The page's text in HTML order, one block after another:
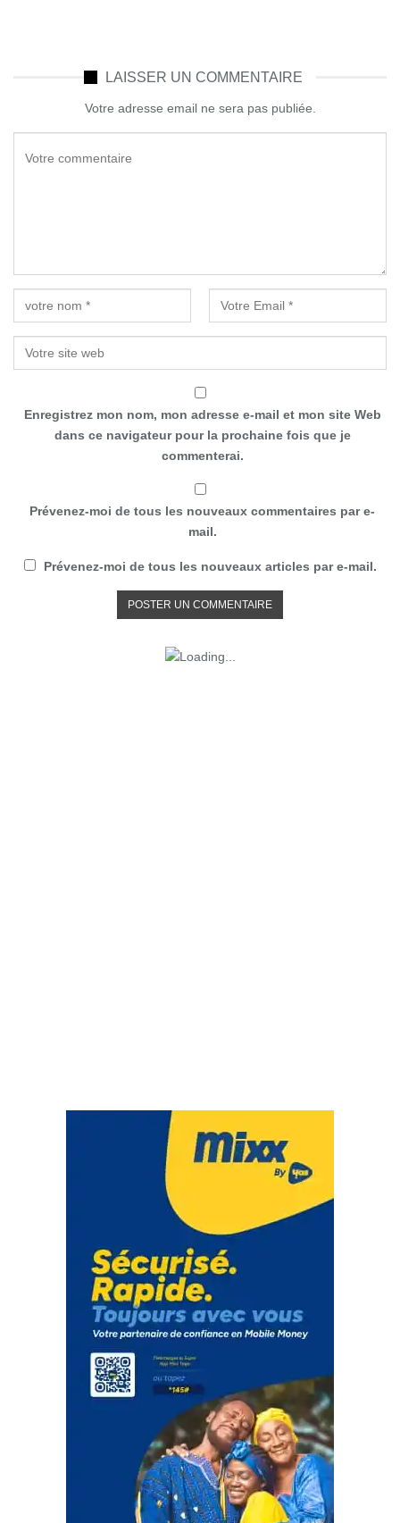
LAISSER UN COMMENTAIRE
Votre adresse email ne sera pas publiée.
Enregistrez mon nom, mon adresse e-mail et mon site Web
dans ce navigateur pour la prochaine fois que je
commenterai.
Prévenez-moi de tous les nouveaux commentaires par e-
mail.
Prévenez-moi de tous les nouveaux articles par e-mail.